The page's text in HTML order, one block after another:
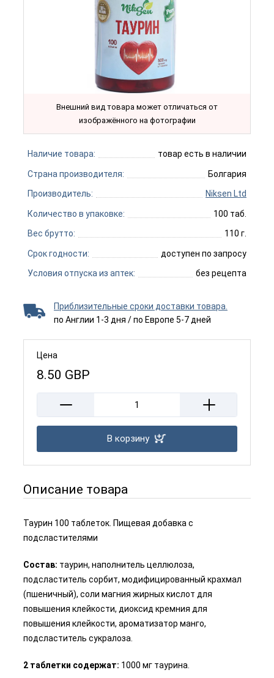
Внешний вид товара может отличаться от
изображённого на фотографии
Наличие товара: товар есть в наличии
Страна производителя: Болгария
Производитель: Niksen Ltd
Количество в упаковке: 100 таб.
Вес брутто: 110 г.
Срок годности: доступен по запросу
Условия отпуска из аптек: без рецепта
Приблизительные сроки доставки товара.
по Англии 1-3 дня / по Европе 5-7 дней
Цена
8.50 GBP
В корзину
Описание товара
Таурин 100 таблеток. Пищевая добавка с
подсластителями
Состав: таурин, наполнитель целлюлоза,
подсластитель сорбит, модифицированный крахмал
(пшеничный), соли магния жирных кислот для
повышения клейкости, диоксид кремния для
повышения клейкости, ароматизатор манго,
подсластитель сукралоза.
2 таблетки содержат: 1000 мг таурина.